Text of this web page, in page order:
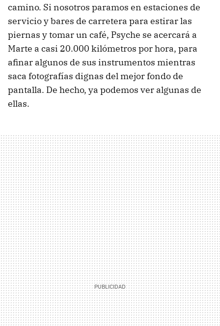
camino. Si nosotros paramos en estaciones de
servicio y bares de carretera para estirar las
piernas y tomar un café, Psyche se acercará a
Marte a casi 20.000 kilómetros por hora, para
afinar algunos de sus instrumentos mientras
saca fotografías dignas del mejor fondo de
pantalla. De hecho, ya podemos ver algunas de
ellas.